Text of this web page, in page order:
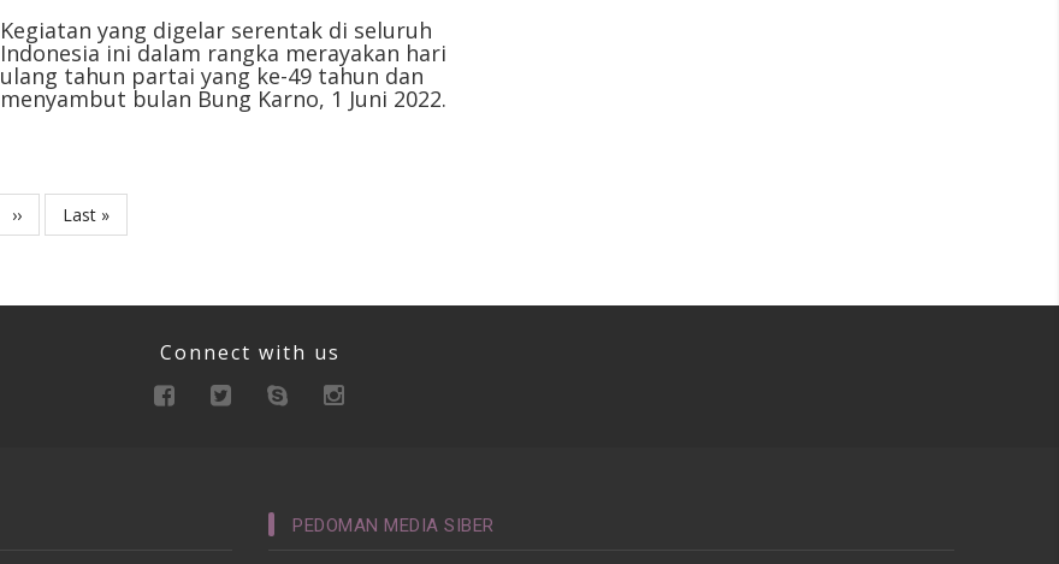
Kegiatan yang digelar serentak di seluruh
Indonesia ini dalam rangka merayakan hari
ulang tahun partai yang ke-49 tahun dan
menyambut bulan Bung Karno, 1 Juni 2022.
Next
page
››
Last
page
Last »
Connect with us
PEDOMAN MEDIA SIBER